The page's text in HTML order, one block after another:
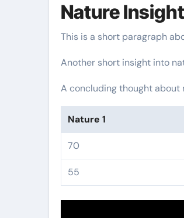
Nature
This is a short paragraph
Another short insight into
A concluding thought
Nature 1
70
55